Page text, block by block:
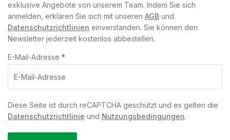
exklusive Angebote von unserem Team. Indem Sie sich
anmelden, erklären Sie sich mit unseren AGB und
Datenschutzrichtlinien einverstanden. Sie können den
Newsletter jederzeit kostenlos abbestellen.
E-Mail-Adresse *
Diese Seite ist durch reCAPTCHA geschützt und es gelten die
Datenschutzrichtlinie und Nutzungsbedingungen.